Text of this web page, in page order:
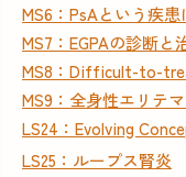
MS6：PsAという疾
MS7：EGPAの診断
MS8：Difficult-to-
MS9：全身性エリテ
LS24：Evolving
LS25：ループス腎炎